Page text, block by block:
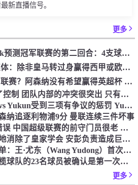
新直播信号。
更多
没有逆转？ DeepSeek预测冠军联赛的第二回合：4支球队在第一回合中获胜 枪手输了
有奇迹吗？西班牙媒体：除非皇马转过身赢得西甲或欧洲冠军
放弃联赛并赶到冠军联赛？阿森纳没有希望赢得英超杯 赢得欧洲冠军的可能性
Choi Kang-Hee失去了控制 团队内部的冲突很突出 只有一个人可以从水火中拯救崔孔
实时广播：Shenhua vs Yukun受到三项有争议的惩罚 Yukun将向中国足球联合会提出投诉
纳追逐利物浦9分 曼联连续三件坏事
3场比赛中两个低级错误 中国超级联赛的前守门员很老 是时候让位了 最好的继任者出现
皇家马德里令人兴奋地消除了皇家学会 安彭负责造成巨大的灾难！
国家橄榄球队23人名单：王·尤东（Wang Yudong）首次被选为第11名 塞吉尼奥（Serginho）在名单上
大新闻！中国国家橄榄球队的23名球员被确认是第一次进入阵容
更多